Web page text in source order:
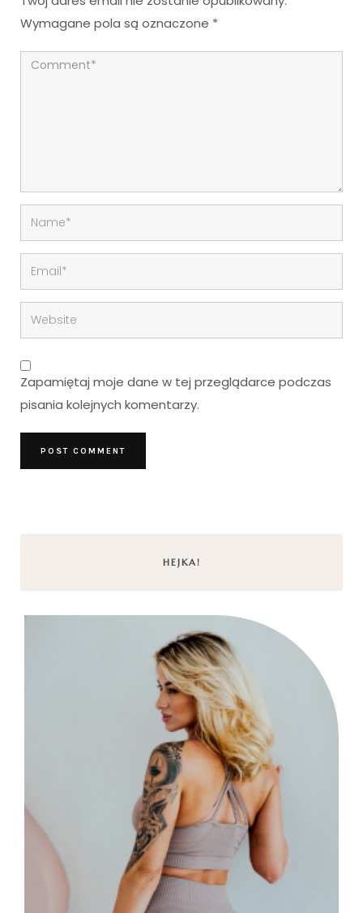
Wymagane pola są oznaczone *
Zapamiętaj moje dane w tej przeglądarce podczas
pisania kolejnych komentarzy.
HEJKA!